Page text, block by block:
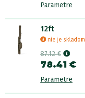
Parametre
12ft
nie je skladom
87.12 €
78.41 €
Parametre